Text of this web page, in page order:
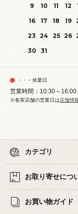
9
10 11 12
16
17 18 19
23 24 25 26
30
31
・・・休業日
営業時間：10:30～16:00
※各実店舗の営業日は店舗情
カテゴリ
お取り寄せにつ
お買い物ガイド